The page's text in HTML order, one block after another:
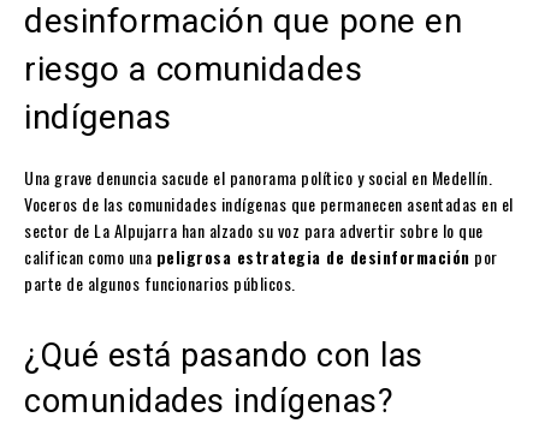
desinformación que pone en
riesgo a comunidades
indígenas
Una grave denuncia sacude el panorama político y social en Medellín.
Voceros de las comunidades indígenas que permanecen asentadas en el
sector de La Alpujarra han alzado su voz para advertir sobre lo que
califican como una peligrosa estrategia de desinformación por
parte de algunos funcionarios públicos.
¿Qué está pasando con las
comunidades indígenas?